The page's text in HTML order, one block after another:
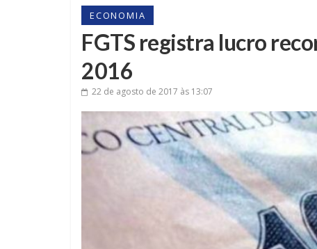
ECONOMIA
FGTS registra lucro
2016
22 de agosto de 2017 às 13:07